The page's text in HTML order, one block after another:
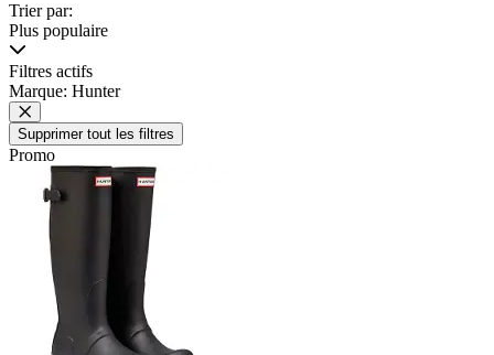
Trier par:
Plus populaire
Filtres actifs
Marque: Hunter
Supprimer tout les filtres
Promo